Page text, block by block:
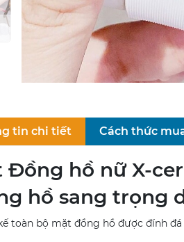
tin chi tiết Cách thức
Đồng hồ nữ X-
hồ sang trọng
toàn bộ mặt đồng hồ được đính